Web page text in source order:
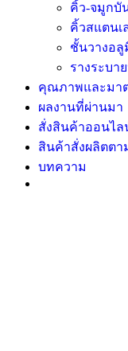
คิ้ว-จมูกบั
คิ้วสแตนเ
ชั้นวางอลู
รางระบา
คุณภาพและมา
ผลงานที่ผ่านมา
สั่งสินค้าออนไล
สินค้าสั่งผลิตตา
บทความ